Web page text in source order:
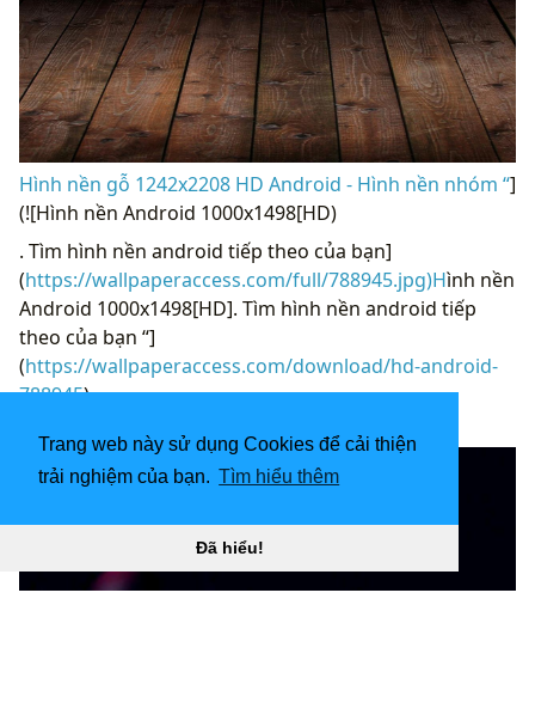
Trang web này sử dụng Cookies để cải thiện
trải nghiệm của bạn. Tìm hiểu thêm
Đã hiểu!
Hình nền gỗ 1242x2208 HD Android - Hình nền nhóm “]
(![Hình nền Android 1000x1498[HD)
. Tìm hình nền android tiếp theo của bạn]
(https://wallpaperaccess.com/full/788945.jpg)Hình nền
Android 1000x1498[HD]. Tìm hình nền android tiếp
theo của bạn “]
(https://wallpaperaccess.com/download/hd-android-
788945)